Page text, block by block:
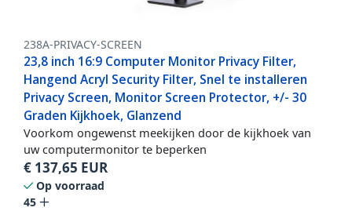
238A-PRIVACY-SCREEN
23,8 inch 16:9 Computer Monitor Privacy Filter,
Hangend Acryl Security Filter, Snel te installeren
Privacy Screen, Monitor Screen Protector, +/- 30
Graden Kijkhoek, Glanzend
Voorkom ongewenst meekijken door de kijkhoek van
uw computermonitor te beperken
€ 137,65 EUR
Op voorraad
45